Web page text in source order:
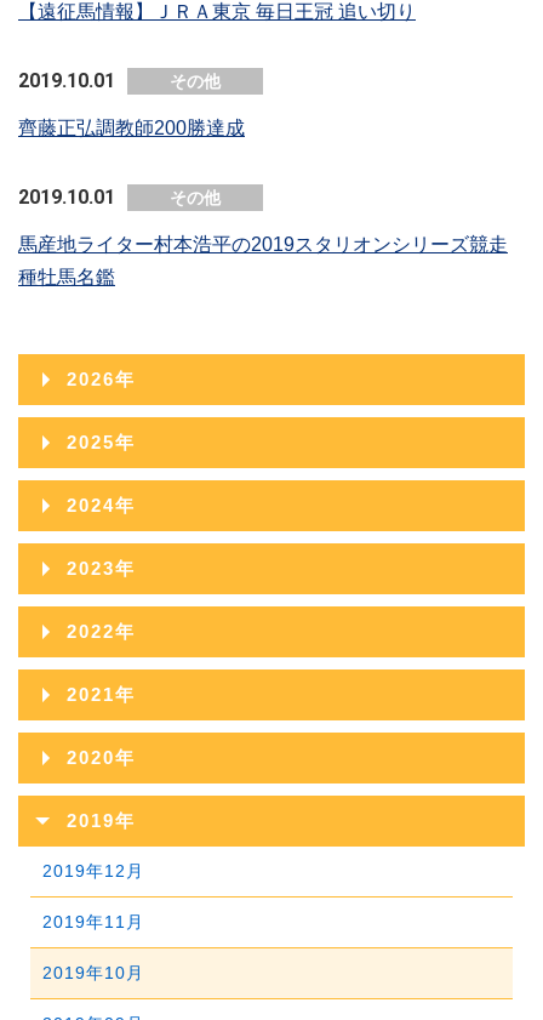
【遠征馬情報】ＪＲＡ東京 毎日王冠 追い切り
2019.10.01 その他
齊藤正弘調教師200勝達成
2019.10.01 その他
馬産地ライター村本浩平の2019スタリオンシリーズ競走
種牡馬名鑑
2026年
2026年08月
2026年07月
2026年06月
2026年05月
2026年04月
2026年03月
2026年02月
2026年01月
2025年
2025年12月
2025年11月
2025年10月
2025年09月
2025年08月
2025年07月
2025年06月
2025年05月
2025年04月
2025年03月
2025年02月
2024年
2024年12月
2024年11月
2024年10月
2024年09月
2024年08月
2024年07月
2024年06月
2024年05月
2024年04月
2024年03月
2023年
2023年12月
2023年11月
2023年10月
2023年09月
2023年08月
2023年07月
2023年06月
2023年05月
2022年
2022年12月
2022年11月
2022年10月
2022年09月
2022年08月
2022年07月
2022年06月
2021年
2021年12月
2021年11月
2021年10月
2021年09月
2021年08月
2021年07月
2020年
2020年12月
2019年
2019年12月
2019年11月
2019年10月